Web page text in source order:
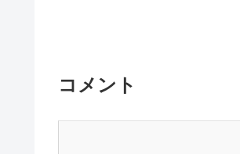
コメント